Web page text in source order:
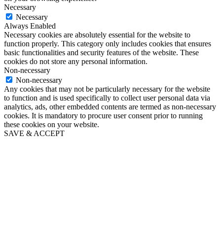
Necessary
Necessary
Always Enabled
Necessary cookies are absolutely essential for the website to
function properly. This category only includes cookies that ensures
basic functionalities and security features of the website. These
cookies do not store any personal information.
Non-necessary
Non-necessary
Any cookies that may not be particularly necessary for the website
to function and is used specifically to collect user personal data via
analytics, ads, other embedded contents are termed as non-necessary
cookies. It is mandatory to procure user consent prior to running
these cookies on your website.
SAVE & ACCEPT